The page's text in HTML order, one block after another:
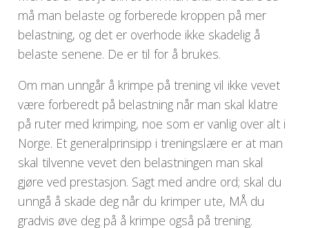
må man belaste og forberede kroppen på mer
belastning, og det er overhode ikke skadelig å
belaste senene. De er til for å brukes.
Om man unngår å krimpe på trening vil ikke vevet
være forberedt på belastning når man skal klatre
på ruter med krimping, noe som er vanlig over alt i
Norge. Et generalprinsipp i treningslære er at man
skal tilvenne vevet den belastningen man skal
gjøre ved prestasjon. Sagt med andre ord; skal du
unngå å skade deg når du krimper ute, MÅ du
gradvis øve deg på å krimpe også på trening.